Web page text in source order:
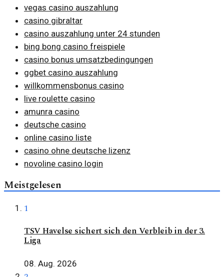
vegas casino auszahlung
casino gibraltar
casino auszahlung unter 24 stunden
bing bong casino freispiele
casino bonus umsatzbedingungen
ggbet casino auszahlung
willkommensbonus casino
live roulette casino
amunra casino
deutsche casino
online casino liste
casino ohne deutsche lizenz
novoline casino login
Meistgelesen
1
TSV Havelse sichert sich den Verbleib in der 3.
Liga
08. Aug. 2026